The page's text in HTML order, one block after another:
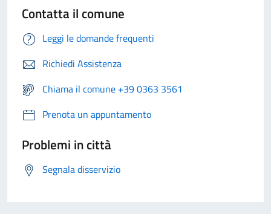
Contatta il comune
Leggi le domande frequenti
Richiedi Assistenza
Chiama il comune +39 0363 3561
Prenota un appuntamento
Problemi in città
Segnala disservizio